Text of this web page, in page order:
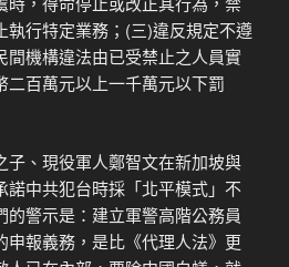
執行特定業務；(三)違反規定不遵
間機構違法由已受禁止之人員實
二百萬元以上一千萬元以下罰
子、現役軍人鄭智文在新加坡與
諾中共犯台時採「北平模式」不
警示是：建立軍警高階公務員
申報義務，是比《代理人法》更